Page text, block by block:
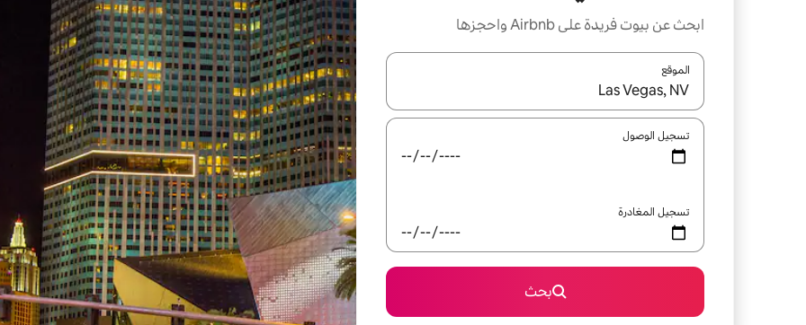
ابحث عن بيوت فريدة على Airbnb واحجزها
الموقع
عند توفر النتائج، انتقل باستخدام السهمين لأعلى ولأسفل أو استكشف عن طريق اللمس أو السحب.
تسجيل الوصول
تسجيل المغادرة
بحث